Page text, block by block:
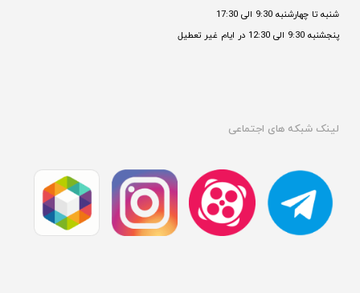
شنبه تا چهارشنبه 9:30 الی 17:30
پنجشنبه 9:30 الی 12:30 در ایام غیر تعطیل
لینک شبکه های اجتماعی